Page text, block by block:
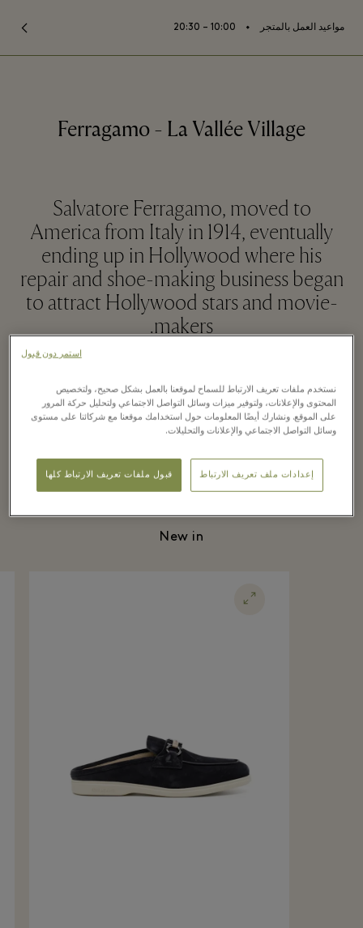
مواعيد العمل بالمتجر ⬩
10:00 – 20:30
Ferragamo - La Vallée Village
Salvatore Ferragamo, moved to
America from Italy in 1914, eventually
ending up in Hollywood where his
repair and shoe-making business began
to attract Hollywood stars and movie-
makers.
قراءة المزيد
Spotted in Ferragamo
boutique
New in
نستخدم ملفات تعريف الارتباط للسماح لموقعنا بالعمل بشكل صحيح، ولتخصيص
المحتوى والإعلانات، ولتوفير ميزات وسائل التواصل الاجتماعي ولتحليل حركة المرور
على الموقع. ونشارك أيضًا المعلومات حول استخدامك موقعنا مع شركائنا على مستوى
وسائل التواصل الاجتماعي والإعلانات والتحليلات.
إعدادات ملف تعريف الارتباط قبول ملفات تعريف الارتباط كلها
استمر دون قبول